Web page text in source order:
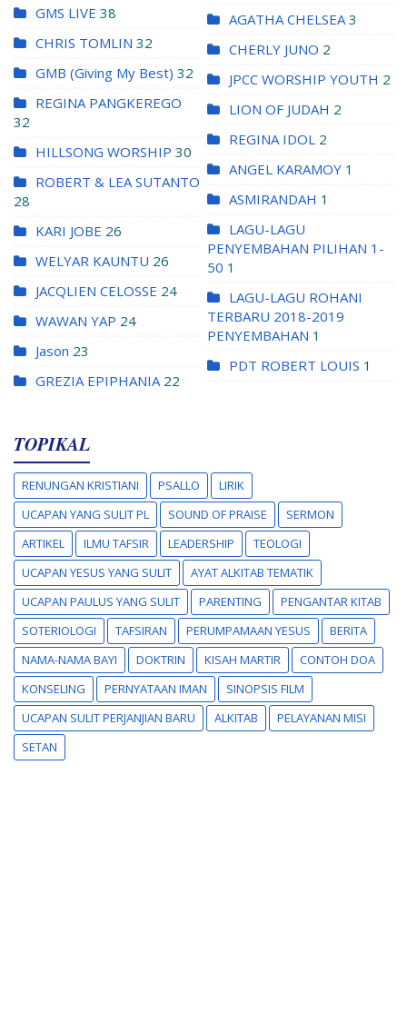
GMS LIVE 38
CHRIS TOMLIN 32
GMB (Giving My Best) 32
REGINA PANGKEREGO
32
HILLSONG WORSHIP 30
ROBERT & LEA SUTANTO
28
KARI JOBE 26
WELYAR KAUNTU 26
JACQLIEN CELOSSE 24
WAWAN YAP 24
Jason 23
GREZIA EPIPHANIA 22
AGATHA CHELSEA 3
CHERLY JUNO 2
JPCC WORSHIP YOUTH 2
LION OF JUDAH 2
REGINA IDOL 2
ANGEL KARAMOY 1
ASMIRANDAH 1
LAGU-LAGU
PENYEMBAHAN PILIHAN 1-
50 1
LAGU-LAGU ROHANI
TERBARU 2018-2019
PENYEMBAHAN 1
PDT ROBERT LOUIS 1
TOPIKAL
RENUNGAN KRISTIANI PSALLO
LIRIK
UCAPAN YANG SULIT PL
SOUND OF PRAISE
SERMON
ARTIKEL
ILMU TAFSIR LEADERSHIP
TEOLOGI
UCAPAN YESUS YANG SULIT
AYAT ALKITAB TEMATIK
UCAPAN PAULUS YANG SULIT
PARENTING
PENGANTAR KITAB
SOTERIOLOGI
TAFSIRAN PERUMPAMAAN YESUS
BERITA
NAMA-NAMA BAYI
DOKTRIN KISAH MARTIR
CONTOH DOA
KONSELING
PERNYATAAN IMAN
SINOPSIS FILM
UCAPAN SULIT PERJANJIAN BARU
ALKITAB
PELAYANAN MISI
SETAN